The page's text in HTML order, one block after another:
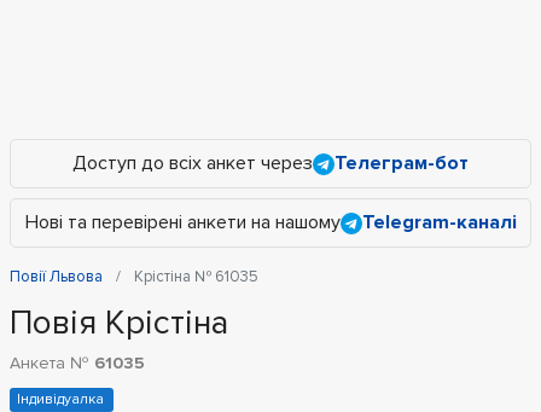
Доступ до всіх анкет через Телеграм-бот
Нові та перевірені анкети на нашому Telegram-каналі
Повії Львова Крістіна № 61035
Повія Крістіна
Анкета № 61035
Індивідуалка